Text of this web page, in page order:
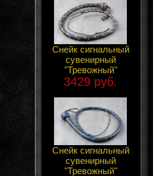
Снейк сигнальный
сувенирный
"Тревожный"
3429 руб.
Снейк сигнальный
сувенирный
"Тревожный"